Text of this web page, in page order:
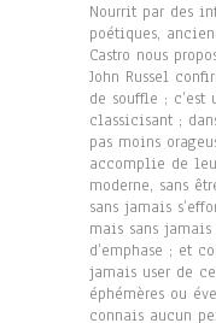
Nourrit par des
poétiques,
Castro nous
John Russel
de souffle ; c’est
classicisant ;
pas moins
accomplie de
moderne, sans
sans jamais
mais sans
d’emphase ; et
jamais user de
éphémères ou
connais aucun